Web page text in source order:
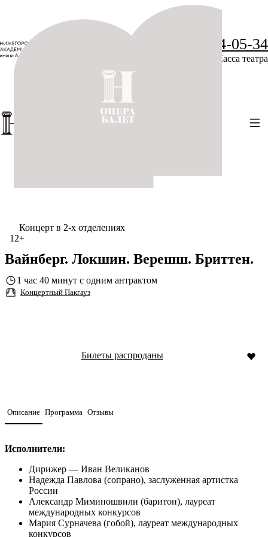
+7 (831) 234-05-34
Касса театра
Концерт в 2-х отделениях
12+
Вайнберг. Локшин. Верешш. Бриттен.
1 час 40 минут с одним антрактом
Концертный Пакгауз
Билеты распроданы
Описание Программа Отзывы
Исполнители:
Дирижер — Иван Великанов
Надежда Павлова (сопрано), заслуженная артистка
России
Александр Миминошвили (баритон), лауреат
международных конкурсов
Мария Сурначева (гобой), лауреат международных
конкурсов